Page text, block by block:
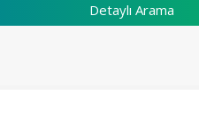
Detaylı Arama